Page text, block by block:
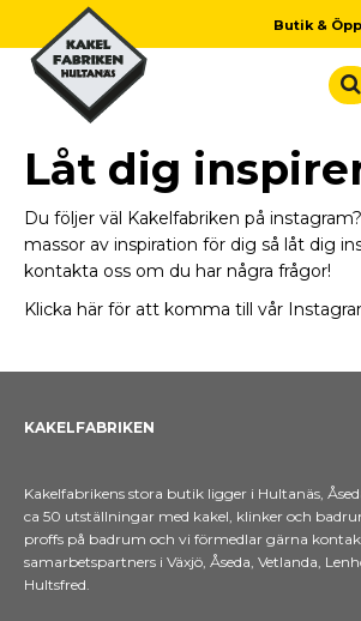
Butik &
Låt dig
Du följer väl Kakelfabriken på
massor av inspiration för dig så låt dig
kontakta oss om du har några frågor!
Klicka här för att komma till vår
KAKELFABRIKEN
Kakelfabrikens stora butik ligger i Hultanäs,
ca 50 utställningar med kakel, klinker och
proffs på badrum och vi förmedlar gärna
samarbetspartners i Växjö, Åseda, Vetlanda,
Hultsfred.